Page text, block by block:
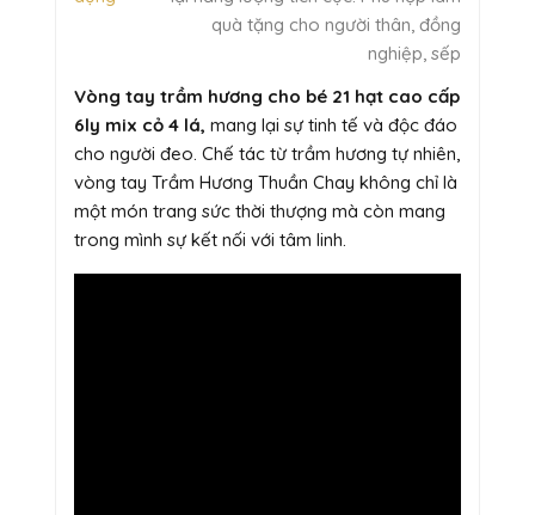
quà tặng cho người thân, đồng
nghiệp, sếp
Vòng tay trầm hương cho bé 21 hạt cao cấp
6ly mix cỏ 4 lá, mang lại sự tinh tế và độc đáo
cho người đeo. Chế tác từ trầm hương tự nhiên,
vòng tay Trầm Hương Thuần Chay không chỉ là
một món trang sức thời thượng mà còn mang
trong mình sự kết nối với tâm linh.